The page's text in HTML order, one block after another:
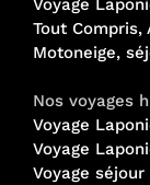
Tout
Motoneige,
Nos voyages
Voyage
Voyage
Voyage